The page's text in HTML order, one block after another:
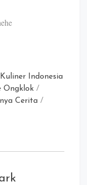
Kuliner Indonesia
Ongklok /
Cerita /